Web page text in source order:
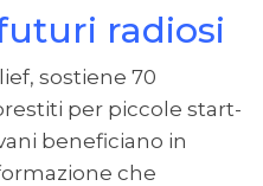
radiosi
sostiene 70
per piccole start-
beneficiano in
che